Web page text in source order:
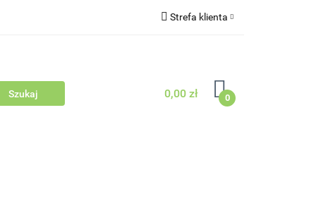
Strefa klienta
Zapytaj
0,00 zł 0